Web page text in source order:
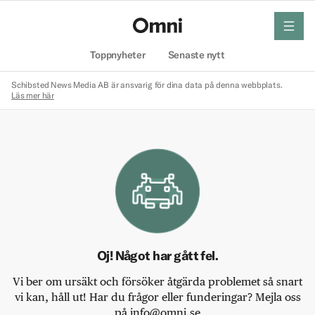
Toppnyheter Senaste nytt
meny
Schibsted News Media AB är ansvarig för dina data på denna webbplats.
Läs mer här
Oj! Något har gått fel.
Vi ber om ursäkt och försöker åtgärda problemet så snart
vi kan, håll ut! Har du frågor eller funderingar? Mejla oss